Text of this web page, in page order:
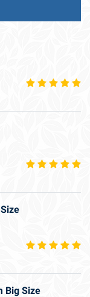
Big Size